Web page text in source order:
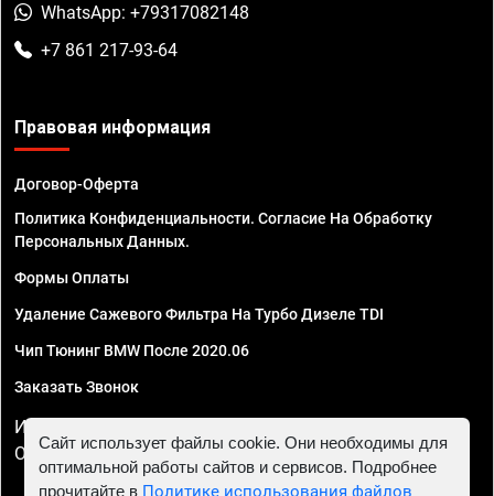
WhatsApp: +79317082148
+7 861 217-93-64
Правовая информация
Договор-Оферта
Политика Конфиденциальности. Согласие На Обработку
Персональных Данных.
Формы Оплаты
Удаление Сажевого Фильтра На Турбо Дизеле TDI
Чип Тюнинг BMW После 2020.06
Заказать Звонок
ИП Смирнов Георгий Павлович. ИНН 781302555843,
ОГРНИП 324470400032610
Сайт использует файлы cookie. Они необходимы для
оптимальной работы сайтов и сервисов. Подробнее
прочитайте в Политике использования файлов